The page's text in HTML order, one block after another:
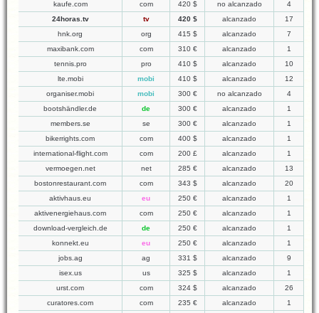
kaufe.com com 420 $ no alcanzado
4
24horas.tv
tv 420 $ alcanzado
17
hnk.org
org 415 $ alcanzado
7
maxibank.com
com 310 € alcanzado
1
tennis.pro
pro 410 $ alcanzado
10
lte.mobi
mobi 410 $ alcanzado
12
organiser.mobi
mobi 300 € no alcanzado
4
bootshändler.de
de 300 € alcanzado
1
members.se
se 300 € alcanzado
1
bikerrights.com
com 400 $ alcanzado
1
international-flight.com
com 200 £ alcanzado
1
vermoegen.net
net 285 € alcanzado
13
bostonrestaurant.com
com 343 $ alcanzado
20
aktivhaus.eu
eu 250 € alcanzado
1
aktivenergiehaus.com
com 250 € alcanzado
1
download-vergleich.de
de 250 € alcanzado
1
konnekt.eu
eu 250 € alcanzado
1
jobs.ag
ag 331 $ alcanzado
9
isex.us
us 325 $ alcanzado
1
urst.com
com 324 $ alcanzado
26
curatores.com
com 235 € alcanzado
1